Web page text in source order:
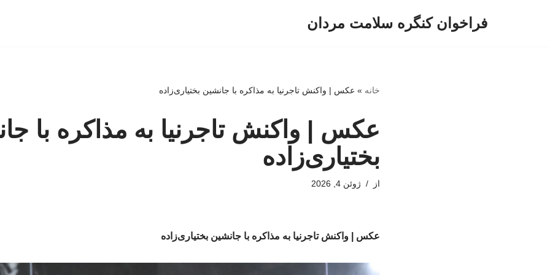
فراخوان کنگره سلامت مردان
خانه » عکس | واکنش تاجرنیا به مذاکره با جانشین بختیاری‌زاده
عکس | واکنش تاجرنیا به مذاکره با
بختیاری‌زاده
از ژوئن 4, 2026
عکس | واکنش تاجرنیا به مذاکره با جانشین بختیاری‌زاده